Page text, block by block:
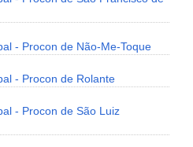
- Procon de Não-Me-Toque
- Procon de Rolante
- Procon de São Luiz